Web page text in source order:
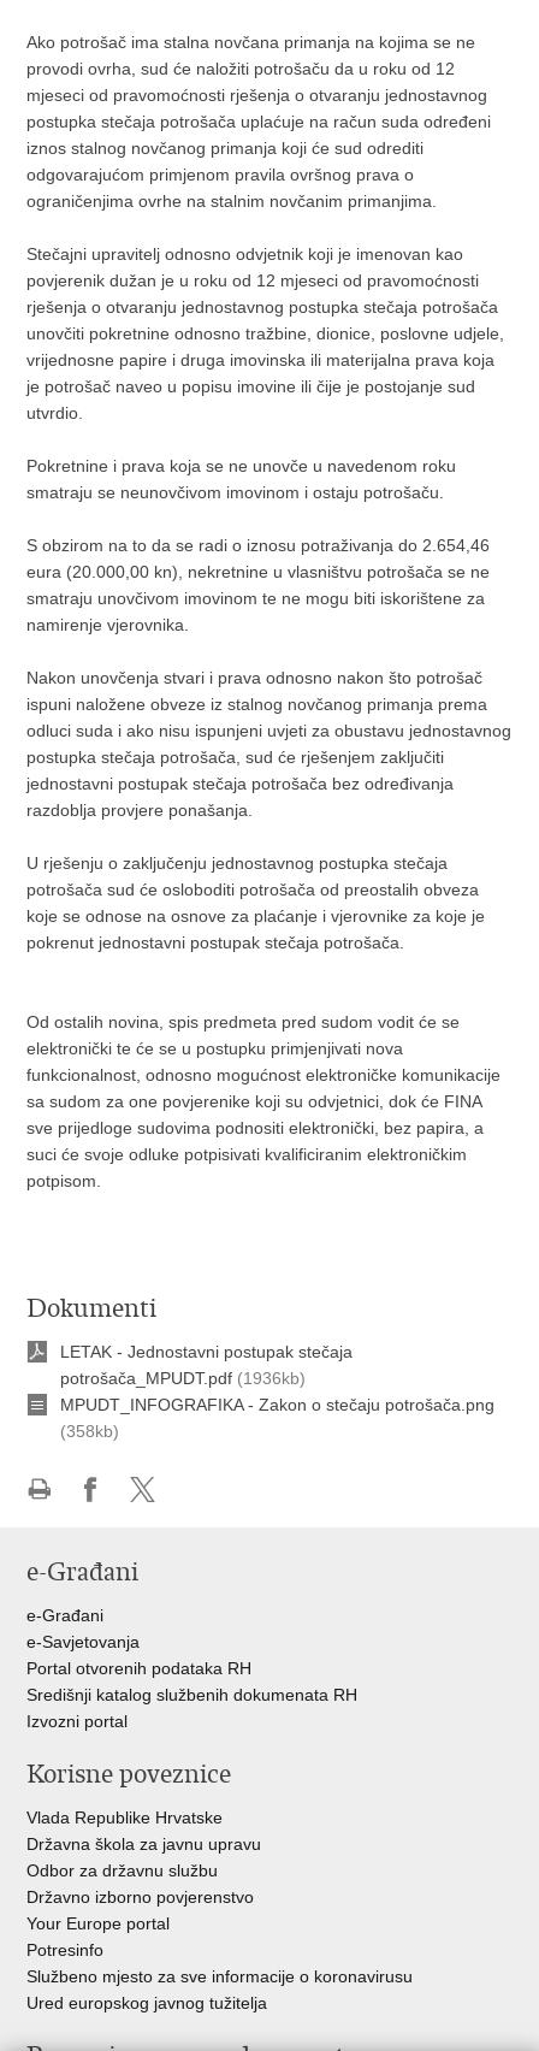
Ako potrošač ima stalna novčana primanja na kojima se ne
provodi ovrha, sud će naložiti potrošaču da u roku od 12
mjeseci od pravomoćnosti rješenja o otvaranju jednostavnog
postupka stečaja potrošača uplaćuje na račun suda određeni
iznos stalnog novčanog primanja koji će sud odrediti
odgovarajućom primjenom pravila ovršnog prava o
ograničenjima ovrhe na stalnim novčanim primanjima.
Stečajni upravitelj odnosno odvjetnik koji je imenovan kao
povjerenik dužan je u roku od 12 mjeseci od pravomoćnosti
rješenja o otvaranju jednostavnog postupka stečaja potrošača
unovčiti pokretnine odnosno tražbine, dionice, poslovne udjele,
vrijednosne papire i druga imovinska ili materijalna prava koja
je potrošač naveo u popisu imovine ili čije je postojanje sud
utvrdio.
Pokretnine i prava koja se ne unovče u navedenom roku
smatraju se neunovčivom imovinom i ostaju potrošaču.
S obzirom na to da se radi o iznosu potraživanja do 2.654,46
eura (20.000,00 kn), nekretnine u vlasništvu potrošača se ne
smatraju unovčivom imovinom te ne mogu biti iskorištene za
namirenje vjerovnika.
Nakon unovčenja stvari i prava odnosno nakon što potrošač
ispuni naložene obveze iz stalnog novčanog primanja prema
odluci suda i ako nisu ispunjeni uvjeti za obustavu jednostavnog
postupka stečaja potrošača, sud će rješenjem zaključiti
jednostavni postupak stečaja potrošača bez određivanja
razdoblja provjere ponašanja.
U rješenju o zaključenju jednostavnog postupka stečaja
potrošača sud će osloboditi potrošača od preostalih obveza
koje se odnose na osnove za plaćanje i vjerovnike za koje je
pokrenut jednostavni postupak stečaja potrošača.
Od ostalih novina, spis predmeta pred sudom vodit će se
elektronički te će se u postupku primjenjivati nova
funkcionalnost, odnosno mogućnost elektroničke komunikacije
sa sudom za one povjerenike koji su odvjetnici, dok će FINA
sve prijedloge sudovima podnositi elektronički, bez papira, a
suci će svoje odluke potpisivati kvalificiranim elektroničkim
potpisom.
Dokumenti
LETAK - Jednostavni postupak stečaja
potrošača_MPUDT.pdf (1936kb)
MPUDT_INFOGRAFIKA - Zakon o stečaju potrošača.png
(358kb)
FacebookuTwitteru
e-Građani
e-Građani
e-Savjetovanja
Portal otvorenih podataka RH
Središnji katalog službenih dokumenata RH
Izvozni portal
Korisne poveznice
Vlada Republike Hrvatske
Državna škola za javnu upravu
Odbor za državnu službu
Državno izborno povjerenstvo
Your Europe portal
Potresinfo
Službeno mjesto za sve informacije o koronavirusu
Ured europskog javnog tužitelja